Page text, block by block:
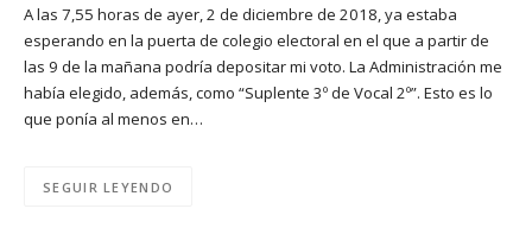
A las 7,55 horas de ayer, 2 de diciembre de 2018, ya estaba
esperando en la puerta de colegio electoral en el que a partir de
las 9 de la mañana podría depositar mi voto. La Administración me
había elegido, además, como “Suplente 3º de Vocal 2º”. Esto es lo
que ponía al menos en…
SEGUIR LEYENDO